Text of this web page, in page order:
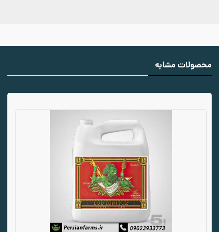
محصولات مشابه